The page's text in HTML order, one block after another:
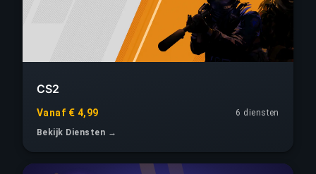
CS2
Vanaf € 4,99
6 diensten
Bekijk Diensten →